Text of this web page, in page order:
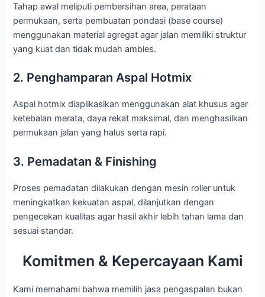
Tahap awal meliputi pembersihan area, perataan
permukaan, serta pembuatan pondasi (base course)
menggunakan material agregat agar jalan memiliki struktur
yang kuat dan tidak mudah ambles.
2. Penghamparan Aspal Hotmix
Aspal hotmix diaplikasikan menggunakan alat khusus agar
ketebalan merata, daya rekat maksimal, dan menghasilkan
permukaan jalan yang halus serta rapi.
3. Pemadatan & Finishing
Proses pemadatan dilakukan dengan mesin roller untuk
meningkatkan kekuatan aspal, dilanjutkan dengan
pengecekan kualitas agar hasil akhir lebih tahan lama dan
sesuai standar.
Komitmen & Kepercayaan Kami
Kami memahami bahwa memilih jasa pengaspalan bukan